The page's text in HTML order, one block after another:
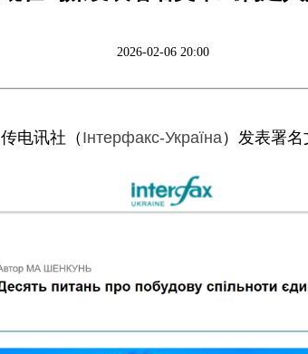
2026-02-06 20:00
电讯社（ Інтерфакс-Україна）发表署名